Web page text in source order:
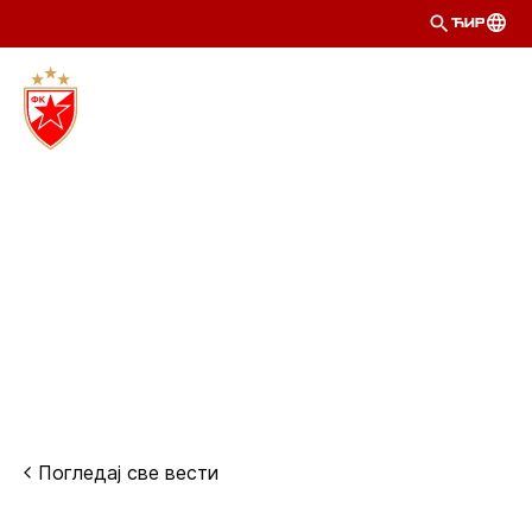
ЋИР
Погледај све вести